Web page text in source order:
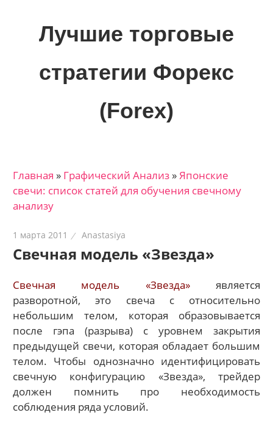
Лучшие торговые
стратегии Форекс
(Forex)
трейдеров
на
финансовых
стратегии,
сигналы,
Главная » Графический Анализ »Японские
свечи: список статей для обучения свечному
анализу
1 марта 2011 Anastasiya
Свечная модель «Звезда»
Свечная модель «Звезда»является
разворотной, это свеча с относительно
небольшим телом, которая образовывается
после гэпа (разрыва) с уровнем закрытия
предыдущей свечи, которая обладает большим
телом. Чтобы однозначно идентифицировать
свечную конфигурацию «Звезда», трейдер
должен помнить про необходимость
соблюдения ряда условий.